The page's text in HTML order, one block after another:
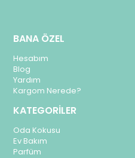
BANA ÖZEL
Hesabım
Blog
Yardım
Kargom Nerede?
KATEGORİLER
Oda Kokusu
Ev Bakım
Parfüm